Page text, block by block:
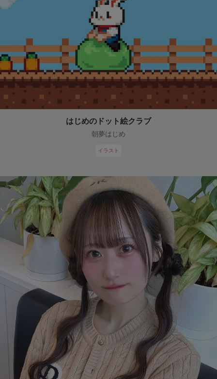
はじめのドット絵クラブ
朝夢はじめ
イラスト